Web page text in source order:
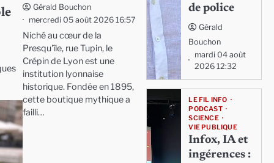
Gérald Bouchon
mercredi 05 août 2026 16:57
Niché au cœur de la
Presqu'île, rue Tupin, le
Crépin de Lyon est une
institution lyonnaise
historique. Fondée en 1895,
cette boutique mythique a
failli…
de police
Gérald
Bouchon
mardi 04 août
2026 12:32
LE FIL INFO
PODCAST
SCIENCE
VIE PUBLIQUE
Infox, IA et
ingérences :